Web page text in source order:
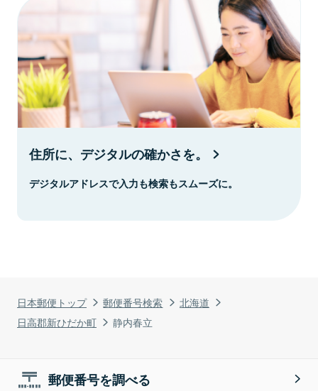
日本郵便トップ 郵便番号検索
北海道
日高郡新ひだか町
静内春立
住所に、デジタルの確かさを。
デジタルアドレスで入力も検索もスムーズに。
郵便番号を調べる